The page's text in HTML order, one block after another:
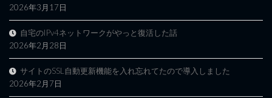
2026年3月17日
自宅のIPv4ネットワークがやっと復活した話
2026年2月28日
サイトのSSL自動更新機能を入れ忘れてたので導入しました
2026年2月7日